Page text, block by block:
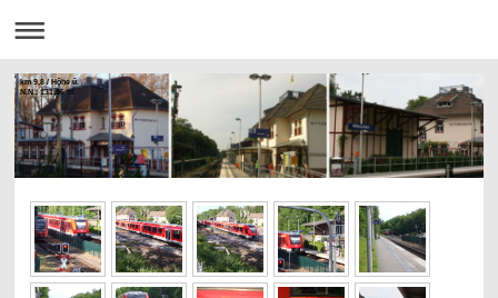
km 9,8 / Höhe ü.
N.N.: 131,86 m